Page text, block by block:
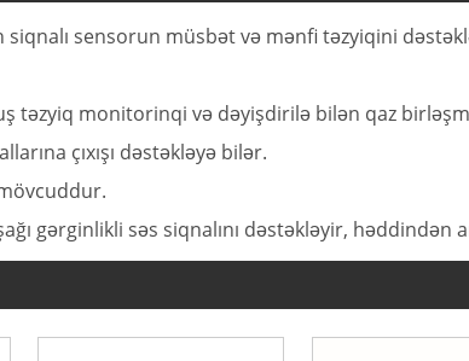
sensorun müsbət və mənfi təzyiqini
təzyiq monitorinqi və dəyişdirilə bilən qaz
çıxışı dəstəkləyə bilər.
gərginlikli səs siqnalını dəstəkləyir,